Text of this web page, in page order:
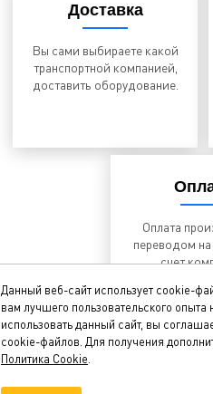
Доставка
Вы сами выбираете какой
транспортной компанией,
доставить оборудование.
Оплата
переводом на
счет
© 2026 ООО
Карта
Соглашение об
Данный веб-сайт использует cookie-
вам лучшего пользовательского
использовать данный сайт, вы
cookie-файлов. Для получения
Политика Cookie.